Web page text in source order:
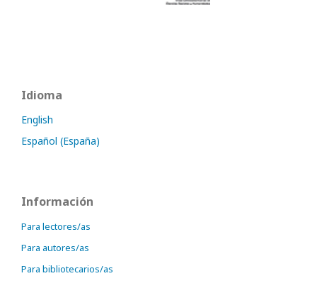
Idioma
English
Español (España)
Información
Para lectores/as
Para autores/as
Para bibliotecarios/as